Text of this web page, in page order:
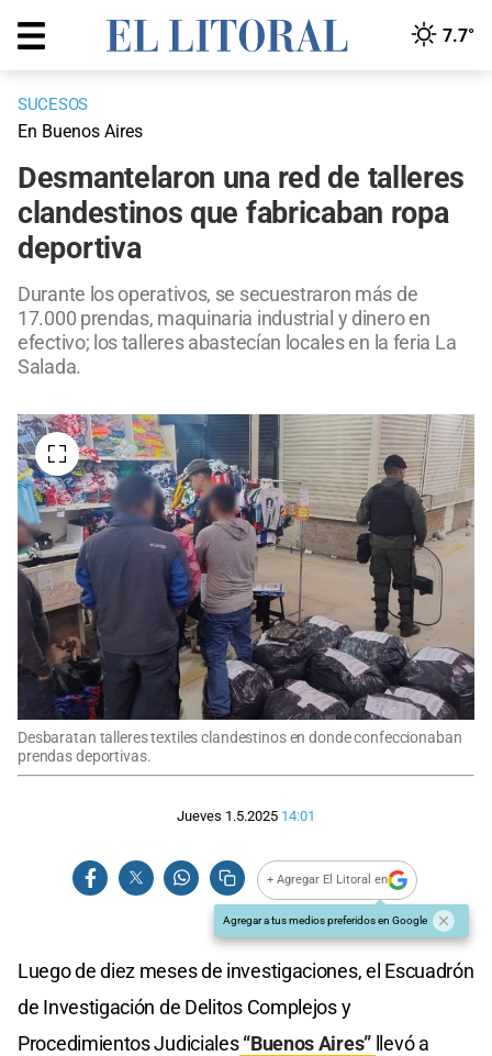
7.7°
SUCESOS
En Buenos Aires
Desmantelaron una red de talleres
clandestinos que fabricaban ropa
deportiva
Durante los operativos, se secuestraron más de
17.000 prendas, maquinaria industrial y dinero en
efectivo; los talleres abastecían locales en la feria La
Salada.
Desbaratan talleres textiles clandestinos en donde confeccionaban
prendas deportivas.
Jueves 1.5.2025 14:01
+ Agregar El Litoral en
Agregar a tus medios preferidos en Google
Luego de diez meses de investigaciones, el Escuadrón
de Investigación de Delitos Complejos y
Procedimientos Judiciales“Buenos Aires” llevó a